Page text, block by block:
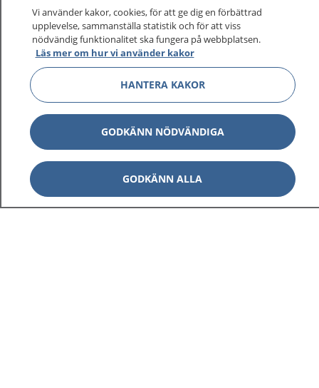
Vi använder kakor, cookies, för att ge dig en förbättrad
upplevelse, sammanställa statistik och för att viss
nödvändig funktionalitet ska fungera på webbplatsen.
Läs mer om hur vi använder kakor
HANTERA KAKOR
GODKÄNN NÖDVÄNDIGA
GODKÄNN ALLA